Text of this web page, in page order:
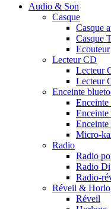
Audio & Son
Casque
Casque
Casque
Ecouteur
Lecteur CD
Lecteur
Lecteur
Enceinte
Enceinte
Enceinte
Micro-
Radio
Radio
Radio
Radio-
Réveil &
Réveil